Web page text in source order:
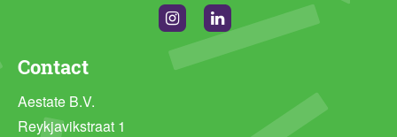
InstagramLinkedin
Contact
Aestate B.V.
Reykjavikstraat 1